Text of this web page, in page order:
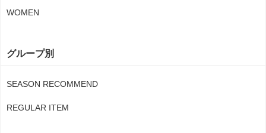
WOMEN
グループ別
SEASON RECOMMEND
REGULAR ITEM